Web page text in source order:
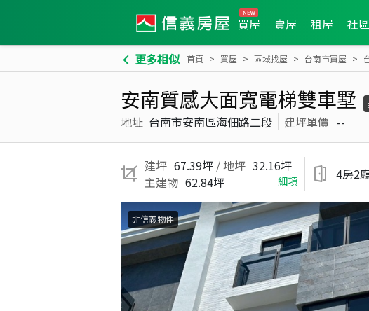
買屋 賣屋 租屋 社
更多相似 首頁 買屋 區域找屋 台南市買屋
安南質感大面寬電梯雙車墅
地址 台南市安南區海佃路二段 建坪單價 --
建坪 67.39坪 / 地坪 32.16坪
主建物 62.84坪 細項 4房2
非信義物件